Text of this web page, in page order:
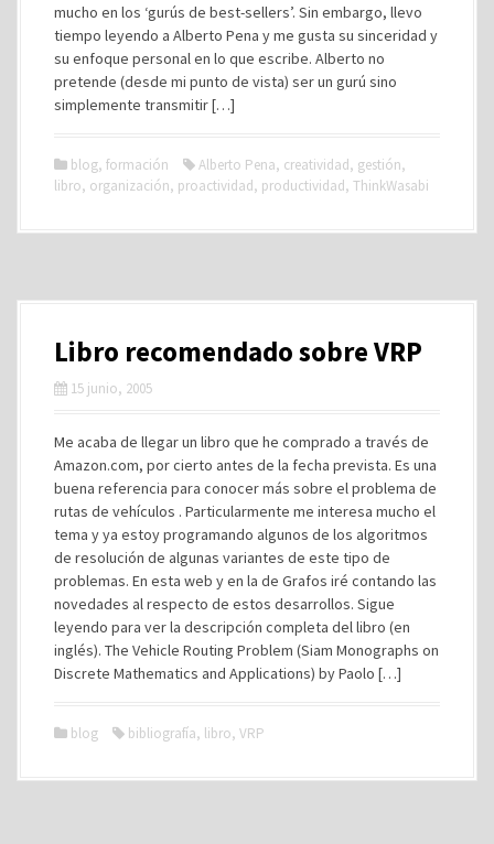
mucho en los ‘gurús de best-sellers’. Sin embargo, llevo
tiempo leyendo a Alberto Pena y me gusta su sinceridad y
su enfoque personal en lo que escribe. Alberto no
pretende (desde mi punto de vista) ser un gurú sino
simplemente transmitir […]
blog, formación Alberto Pena, creatividad, gestión,
libro, organización, proactividad, productividad, ThinkWasabi
Libro recomendado sobre VRP
15 junio, 2005
Me acaba de llegar un libro que he comprado a través de
Amazon.com, por cierto antes de la fecha prevista. Es una
buena referencia para conocer más sobre el problema de
rutas de vehículos . Particularmente me interesa mucho el
tema y ya estoy programando algunos de los algoritmos
de resolución de algunas variantes de este tipo de
problemas. En esta web y en la de Grafos iré contando las
novedades al respecto de estos desarrollos. Sigue
leyendo para ver la descripción completa del libro (en
inglés). The Vehicle Routing Problem (Siam Monographs on
Discrete Mathematics and Applications) by Paolo […]
blog bibliografía, libro, VRP